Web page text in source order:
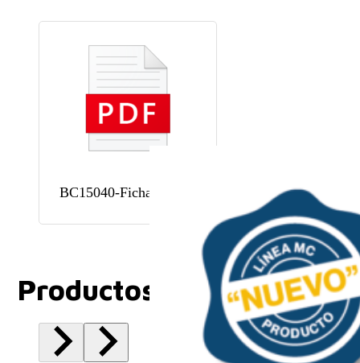
BC15040-Ficha tecnica
Productos Relacionados